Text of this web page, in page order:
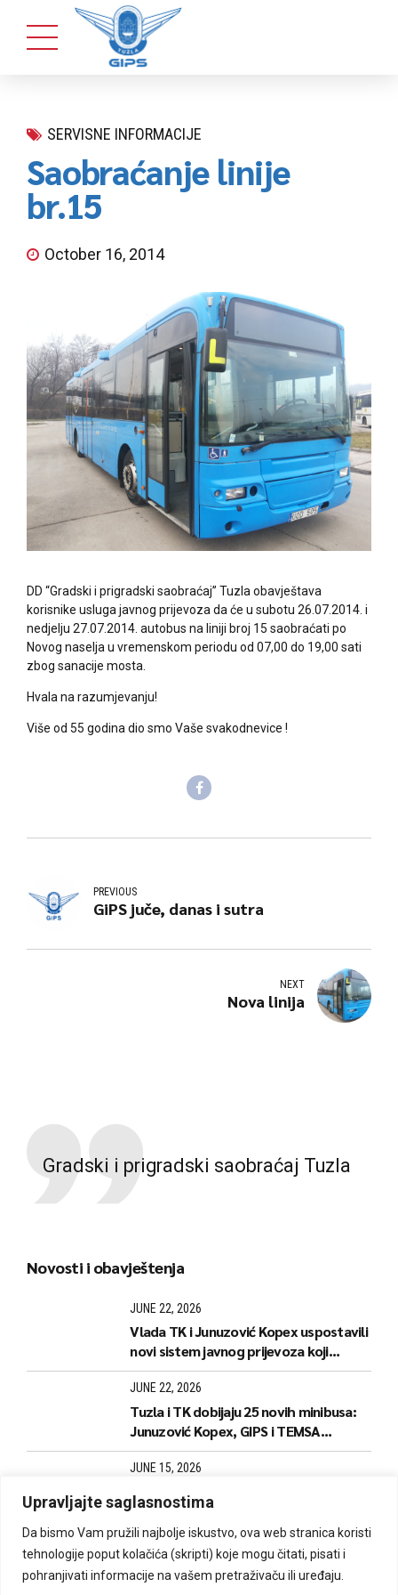
Upravljajte saglasnostima
Da bismo Vam pružili najbolje iskustvo, ova web stranica koristi
tehnologije poput kolačića (skripti) koje mogu čitati, pisati i
pohranjivati informacije na vašem pretraživaču ili uređaju.
SERVISNE INFORMACIJE
Saobraćanje linije
br.15
October 16, 2014
DD “Gradski i prigradski saobraćaj” Tuzla obavještava
korisnike usluga javnog prijevoza da će u subotu 26.07.2014. i
nedjelju 27.07.2014. autobus na liniji broj 15 saobraćati po
Novog naselja u vremenskom periodu od 07,00 do 19,00 sati
zbog sanacije mosta.
Hvala na razumjevanju!
Više od 55 godina dio smo Vaše svakodnevice !
PREVIOUS
GiPS juče, danas i sutra
NEXT
Nova linija
Gradski i prigradski saobraćaj Tuzla
Novosti i obavještenja
JUNE 22, 2026
Vlada TK i Junuzović Kopex uspostavili
novi sistem javnog prijevoza koji
donosi jeftinije karte i stabilnije linije
JUNE 22, 2026
Tuzla i TK dobijaju 25 novih minibusa:
Junuzović Kopex, GIPS i TEMSA
predstavili naredne korake
JUNE 15, 2026
Počela izrada i dopuna kartica za
kantonalne linije